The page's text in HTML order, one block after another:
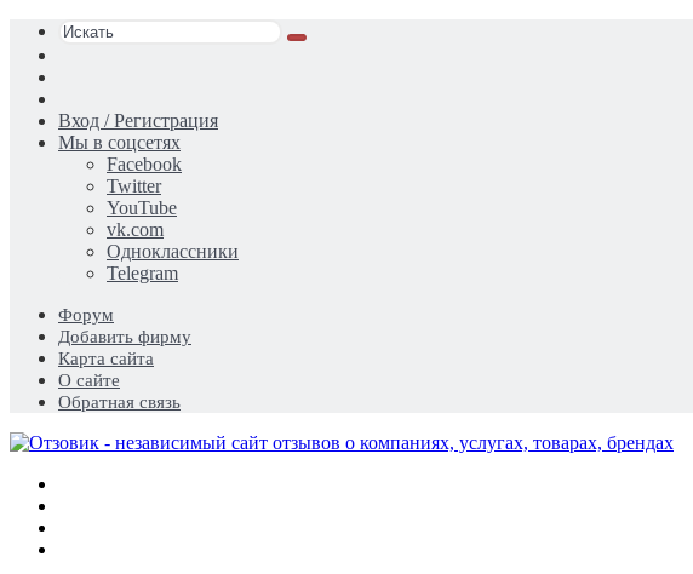
Искать
статья
Вход / Регистрация
Мы в соцсетях
Facebook
Twitter
YouTube
vk.com
Одноклассники
Telegram
Форум
Добавить фирму
Карта сайта
О сайте
Обратная связь